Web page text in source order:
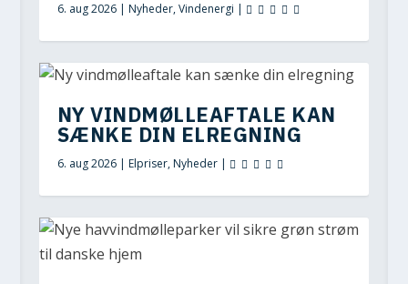
6. aug 2026| Nyheder,Vindenergi |
NY VINDMØLLEAFTALE KAN
SÆNKE DIN ELREGNING
6. aug 2026| Elpriser,Nyheder|